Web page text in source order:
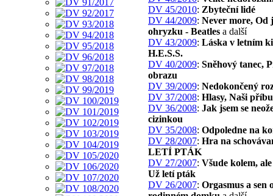
DV 45/2010: Zbyteční lidé
DV 44/2009: Never more, Od
ohryzku - Beatles a další
DV 43/2009: Láska v letním
H.E.S.S.
DV 40/2009: Sněhový tanec,
obrazu
DV 39/2009: Nedokončený
DV 37/2008: Hlasy, Naši
DV 36/2008: Jak jsem se
cizinkou
DV 35/2008: Odpoledne na
DV 28/2007: Hra na
LETÍ PTÁK
DV 27/2007: Všude kolem,
Už letí pták
DV 26/2007: Orgasmus a sen